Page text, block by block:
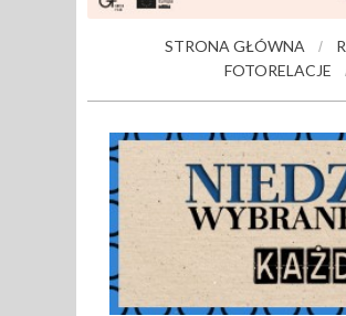
STRONA GŁÓWNA /
FOTORELACJE